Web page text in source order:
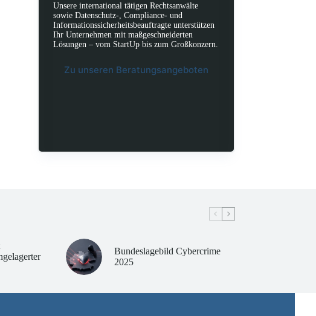
Unsere international tätigen Rechtsanwälte
sowie Datenschutz-, Compliance- und
Informationssicherheitsbeauftragte unterstützen
Ihr Unternehmen mit maßgeschneiderten
Lösungen – vom StartUp bis zum Großkonzern.
Zu unseren Beratungsangeboten
Bundeslagebild Cybercrime
2025